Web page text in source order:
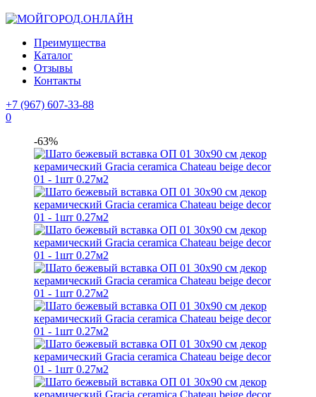
Преимущества
Каталог
Отзывы
Контакты
+7 (967) 607-33-88
0
-63%